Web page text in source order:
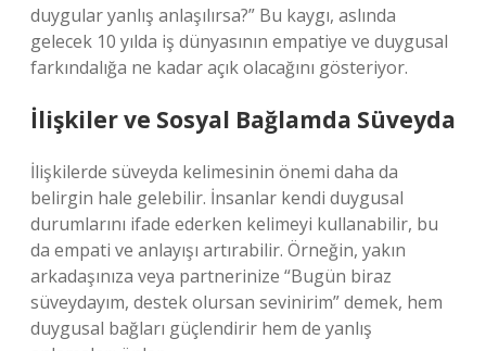
duygular yanlış anlaşılırsa?” Bu kaygı, aslında
gelecek 10 yılda iş dünyasının empatiye ve duygusal
farkındalığa ne kadar açık olacağını gösteriyor.
İlişkiler ve Sosyal Bağlamda Süveyda
İlişkilerde süveyda kelimesinin önemi daha da
belirgin hale gelebilir. İnsanlar kendi duygusal
durumlarını ifade ederken kelimeyi kullanabilir, bu
da empati ve anlayışı artırabilir. Örneğin, yakın
arkadaşınıza veya partnerinize “Bugün biraz
süveydayım, destek olursan sevinirim” demek, hem
duygusal bağları güçlendirir hem de yanlış